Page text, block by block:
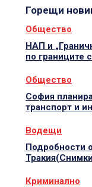
Горещи
Общество
НАП и
по границите
Общество
София
транспорт и
Водещи
Подробности
Криминално